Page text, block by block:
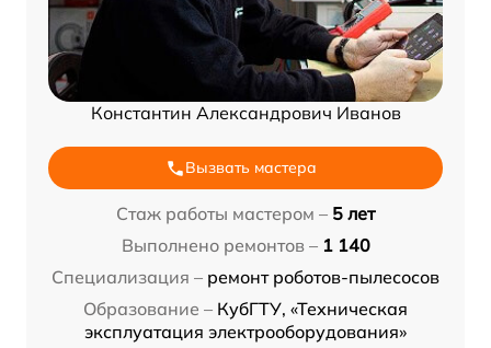
Константин Александрович Иванов
Вызвать мастера
Стаж работы мастером – 5 лет
Выполнено ремонтов – 1 140
Специализация – ремонт роботов-пылесосов
Образование – КубГТУ, «Техническая
эксплуатация электрооборудования»